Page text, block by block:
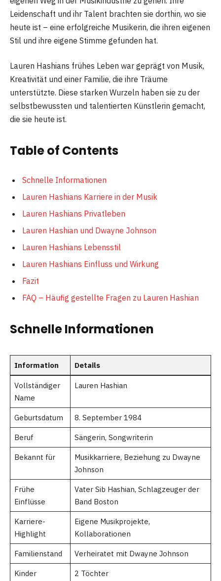
Leidenschaft und ihr Talent brachten sie dorthin, wo sie
heute ist – eine erfolgreiche Musikerin, die ihren eigenen
Stil und ihre eigene Stimme gefunden hat.
Lauren Hashians frühes Leben war geprägt von Musik,
Kreativität und einer Familie, die ihre Träume
unterstützte. Diese starken Wurzeln haben sie zu der
selbstbewussten und talentierten Künstlerin gemacht,
die sie heute ist.
Table of Contents
Schnelle Informationen
Lauren Hashians Karriere in der Musik
Lauren Hashians Privatleben
Lauren Hashian und Dwayne Johnson
Lauren Hashians Lebensstil
Lauren Hashians Einfluss und Wirkung
Fazit
FAQ – Häufig gestellte Fragen zu Lauren Hashian
Schnelle Informationen
Information Details
Vollständiger
Name
Lauren Hashian
Geburtsdatum 8. September 1984
Beruf Sängerin, Songwriterin
Bekannt für
Musikkarriere, Beziehung zu Dwayne
Johnson
Frühe
Einflüsse
Vater Sib Hashian, Schlagzeuger der
Band Boston
Karriere-
Highlight
Eigene Musikprojekte,
Kollaborationen
Familienstand Verheiratet mit Dwayne Johnson
Kinder 2 Töchter